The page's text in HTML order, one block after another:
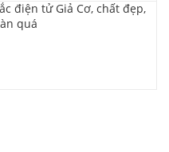
điện tử Giả Cơ, chất đẹp,
quá